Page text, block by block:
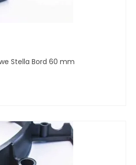
Stella Bord 60 mm